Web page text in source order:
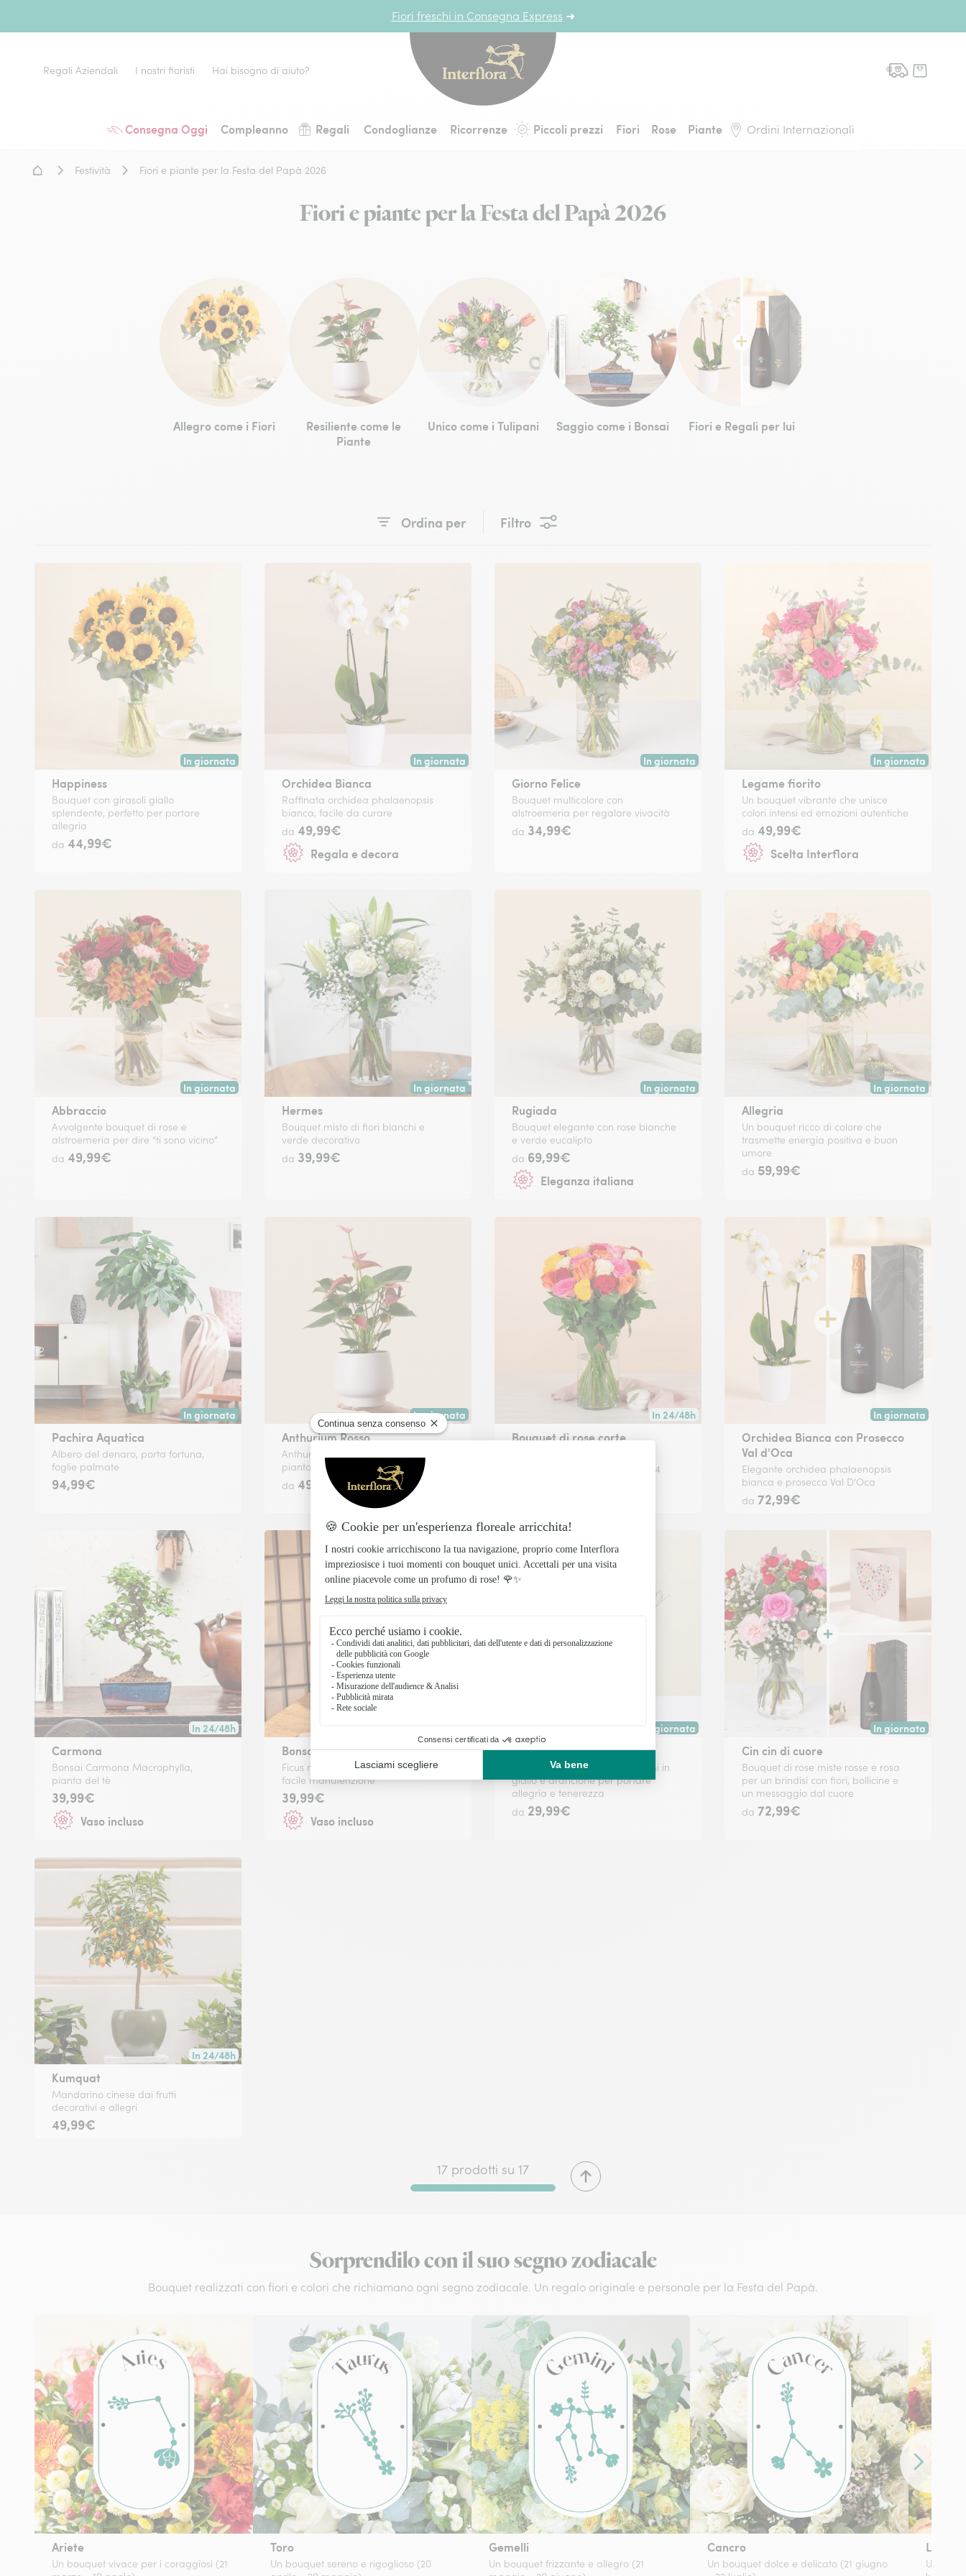
Fiori freschi in Consegna Express ➜
Consegna Oggi Compleanno Regali Condoglianze Ricorrenze Piccoli prezzi Fiori Rose Piante Ordini Internazionali
Regali Aziendali I nostri fioristi Hai bisogno di aiuto?
Home - Fiori a domicilio
Festività Fiori e piante per la Festa del Papà 2026
Fiori e piante per la Festa del Papà 2026
Allegro come i Fiori
Resiliente come le
Piante
Unico come i Tulipani Saggio come i Bonsai Fiori e Regali per lui
Ordina per Filtro
In giornata
Consegna disponibile oggi o in data a tua scelta.
Happiness
Bouquet con girasoli giallo
splendente, perfetto per portare
allegria
da 44,99€
In giornata
Consegna disponibile oggi o in data a tua scelta.
Orchidea Bianca
Raffinata orchidea phalaenopsis
bianca, facile da curare
da 49,99€
Regala e decora
In giornata
Consegna disponibile oggi o in data a tua scelta.
Giorno Felice
Bouquet multicolore con
alstroemeria per regalare vivacità
da 34,99€
In giornata
Consegna
Legame fiorito
Un bouquet vibrante che unisce
colori intensi ed emozioni autentiche
da 49,99€
Scelta Interflora
In giornata
Consegna disponibile oggi o in data a tua scelta.
Abbraccio
Avvolgente bouquet di rose e
alstroemeria per dire “ti sono vicino”
da 49,99€
In giornata
Consegna disponibile oggi o in data a tua scelta.
Hermes
Bouquet misto di fiori bianchi e
verde decorativo
da 39,99€
In giornata
Consegna disponibile oggi o in data a tua scelta.
Rugiada
Bouquet elegante con rose bianche
e verde eucalipto
da 69,99€
Eleganza italiana
In giornata
Consegna
Allegria
Un bouquet ricco di colore che
trasmette energia positiva e buon
umore
da 59,99€
In giornata
Consegna disponibile oggi o in data a tua scelta.
Pachira Aquatica
Albero del denaro, porta fortuna,
foglie palmate
94,99€
In giornata
Consegna disponibile oggi o in data a tua scelta.
Anthurium Rosso
Anthurium dai fiori rossi e brillanti,
pianta tropicale
da 49,99€
In 24/48h
Consegna disponibile in 24/48h o in data a tua scelta.
Bouquet di rose corte
Incantevole bouquet di 18/26/34
In giornata
Consegna
Orchidea Bianca con Prosecco
Val d'Oca
Elegante orchidea phalaenopsis
bianca e prosecco Val D'Oca
da 72,99€
In 24/48h
Consegna disponibile in 24/48h o in data a tua scelta.
Carmona
Bonsai Carmona Macrophylla,
pianta del tè
39,99€
Vaso incluso
Consegna disponibile in 24/48h o in data a tua scelta.
Bonsai Ficus Ginseng
Ficus microcarpa, purifica l'aria,
facile manutenzione
39,99€
Vaso incluso
In giornata
Consegna disponibile oggi o in data a tua scelta.
Piccolo Sole
Bouquet di germini e crisantemi in
giallo e arancione per portare
allegria e tenerezza
da 29,99€
In giornata
Consegna
Cin cin di cuore
Bouquet di rose miste rosse e rosa
per un brindisi con fiori, bollicine e
un messaggio dal cuore
da 72,99€
In 24/48h
Consegna disponibile in 24/48h o in data a tua scelta.
Kumquat
Mandarino cinese dai frutti
decorativi e allegri
49,99€
17 prodotti su 17
Sorprendilo con il suo segno zodiacale
Bouquet realizzati con fiori e colori che richiamano ogni segno zodiacale. Un regalo originale e personale per la Festa del Papà.
Contenuto
Ariete
Un bouquet vivace per i coraggiosi (21
Toro
Un bouquet sereno e rigoglioso (20
Gemelli
Un bouquet frizzante e allegro (21
Cancro
Un bouquet dolce e delicato (21 giugno
Leone
Un